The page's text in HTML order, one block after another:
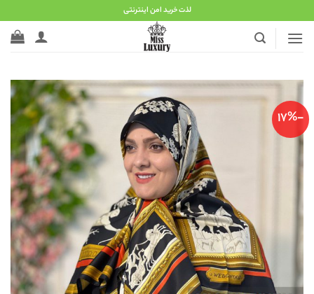
to
content
لذت خرید امن اینترنتی
-17%